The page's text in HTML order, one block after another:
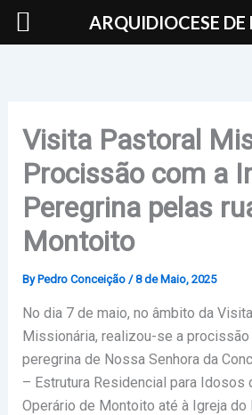
Skip
Visita Pastoral
Procissão com a
Peregrina pelas
Montoito
By Pedro Conceição /8 de Maio, 2025
No dia 7 de maio, no âmbito da
Missionária, realizou-se a procissão
peregrina de Nossa Senhora da
– Estrutura Residencial para Idosos
Operário de Montoito até à Igreja do
ARQUIDIOCESE DE